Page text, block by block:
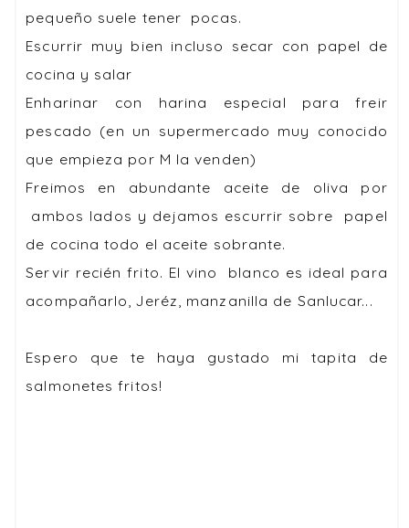
pequeño suele tener pocas.
Escurrir muy bien incluso secar con papel de
cocina y salar
Enharinar con harina especial para freir
pescado (en un supermercado muy conocido
que empieza por M la venden)
Freimos en abundante aceite de oliva por
ambos lados y dejamos escurrir sobre papel
de cocina todo el aceite sobrante.
Servir recién frito. El vino blanco es ideal para
acompañarlo, Jeréz, manzanilla de Sanlucar...
Espero que te haya gustado mi tapita de
salmonetes fritos!